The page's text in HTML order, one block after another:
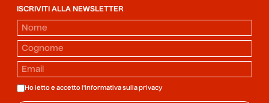
ISCRIVITI ALLA NEWSLETTER
Ho letto e accetto l'informativa sulla privacy